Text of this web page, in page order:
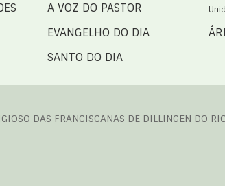
A VOZ DO PASTOR
EVANGELHO DO DIA
SANTO DO DIA
DAS FRANCISCANAS DE DILLINGEN DO